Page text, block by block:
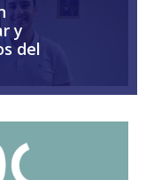
y
del